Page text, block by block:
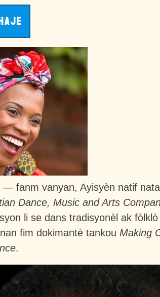
— fanm vanyan, Ayisyèn natif
Dance, Music and Arts
li se dans tradisyonèl ak fòlklò
fim dokimantè tankou Making
.